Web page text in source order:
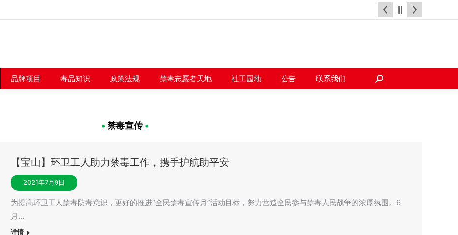
品牌项目 毒品知识 政策法规 禁毒志愿者天地 社工园地 公告 联系我们
搜
• 禁毒宣传•
【宝山】环卫工人助力禁毒工作，携手护航助平安
2021年7月9日
为提高环卫工人禁毒防毒意识，更好的推进“全民禁毒宣传月”活动目标，努力营造全民参与禁毒人民战争的浓厚氛围。6
月…
详情
新闻快讯 品牌项目 毒品知识 政策法规 禁毒志愿者天地 社工园地 公告 联系我们
搜